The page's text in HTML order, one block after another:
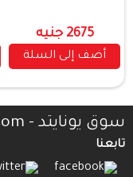
2675 جنيه
أضف إلى السلة
سوق يونايتد - souqunited.com
تابعنا